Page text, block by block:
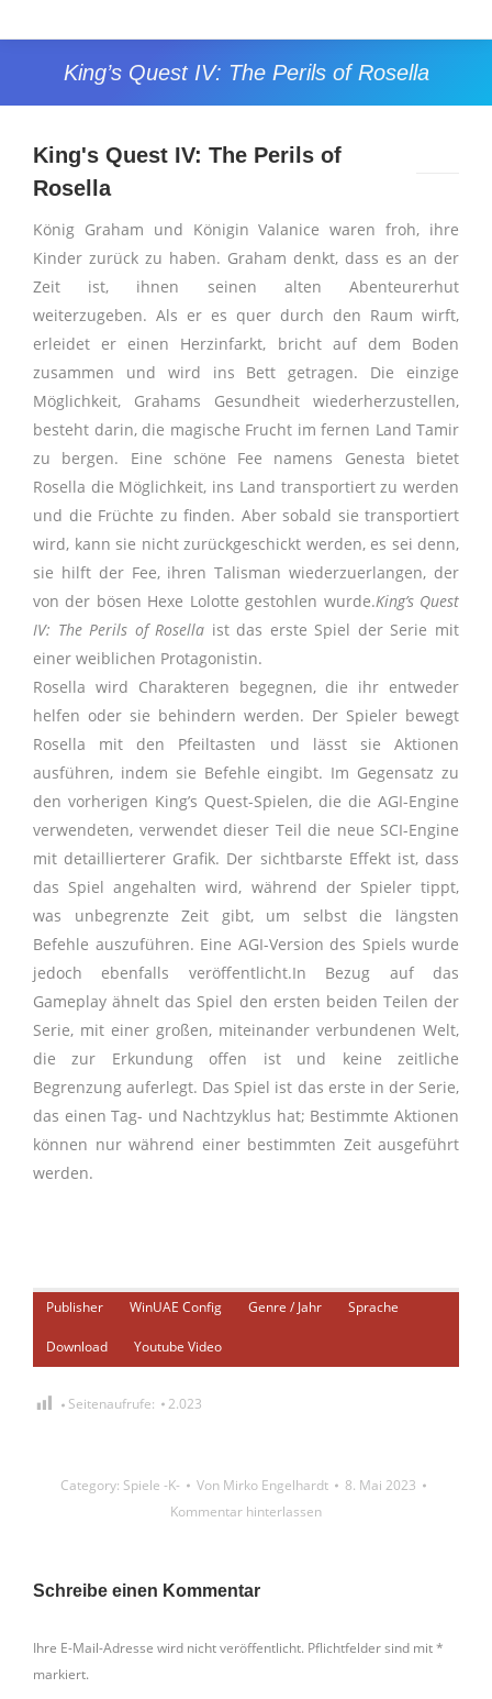
King’s Quest IV: The Perils of Rosella
Sie befinden sich hier:
King's Quest IV: The Perils of
Rosella
König Graham und Königin Valanice waren froh, ihre
Kinder zurück zu haben. Graham denkt, dass es an der
Zeit ist, ihnen seinen alten Abenteurerhut
weiterzugeben. Als er es quer durch den Raum wirft,
erleidet er einen Herzinfarkt, bricht auf dem Boden
zusammen und wird ins Bett getragen. Die einzige
Möglichkeit, Grahams Gesundheit wiederherzustellen,
besteht darin, die magische Frucht im fernen Land Tamir
zu bergen. Eine schöne Fee namens Genesta bietet
Rosella die Möglichkeit, ins Land transportiert zu werden
und die Früchte zu finden. Aber sobald sie transportiert
wird, kann sie nicht zurückgeschickt werden, es sei denn,
sie hilft der Fee, ihren Talisman wiederzuerlangen, der
von der bösen Hexe Lolotte gestohlen wurde.King’s Quest
IV: The Perils of Rosella ist das erste Spiel der Serie mit
einer weiblichen Protagonistin.
Rosella wird Charakteren begegnen, die ihr entweder
helfen oder sie behindern werden. Der Spieler bewegt
Rosella mit den Pfeiltasten und lässt sie Aktionen
ausführen, indem sie Befehle eingibt. Im Gegensatz zu
den vorherigen King’s Quest-Spielen, die die AGI-Engine
verwendeten, verwendet dieser Teil die neue SCI-Engine
mit detaillierterer Grafik. Der sichtbarste Effekt ist, dass
das Spiel angehalten wird, während der Spieler tippt,
was unbegrenzte Zeit gibt, um selbst die längsten
Befehle auszuführen. Eine AGI-Version des Spiels wurde
jedoch ebenfalls veröffentlicht.In Bezug auf das
Gameplay ähnelt das Spiel den ersten beiden Teilen der
Serie, mit einer großen, miteinander verbundenen Welt,
die zur Erkundung offen ist und keine zeitliche
Begrenzung auferlegt. Das Spiel ist das erste in der Serie,
das einen Tag- und Nachtzyklus hat; Bestimmte Aktionen
können nur während einer bestimmten Zeit ausgeführt
werden.
Publisher WinUAE Config Genre / Jahr Sprache
Download Youtube Video
Seitenaufrufe: 2.023
Category: Spiele -K- Von Mirko Engelhardt
8. Mai 2023
Kommentar hinterlassen
Schreibe einen Kommentar
Ihre E-Mail-Adresse wird nicht veröffentlicht. Pflichtfelder sind mit*
markiert.